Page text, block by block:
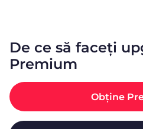
De ce să faceți
Premium
Obține